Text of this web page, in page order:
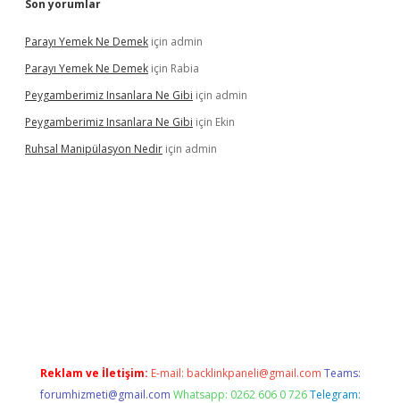
Son yorumlar
Parayı Yemek Ne Demek için admin
Parayı Yemek Ne Demek için Rabia
Peygamberimiz Insanlara Ne Gibi için admin
Peygamberimiz Insanlara Ne Gibi için Ekin
Ruhsal Manipülasyon Nedir için admin
Reklam ve İletişim: E-mail: backlinkpaneli@gmail.com Teams:
forumhizmeti@gmail.com Whatsapp: 0262 606 0 726 Telegram: